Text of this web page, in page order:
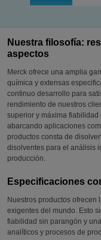
Nuestra filosofía:
aspectos
Merck ofrece una amplia
química y extensas
continuo desarrollo para
rendimiento de nuestros
superior y máxima
abarcando aplicaciones
productos consta de
disolventes para el análisis
producción.
Especificaciones
Nuestros productos ofrecen
exigentes del mundo. Esto
fiabilidad sin parangón y
analíticos y procesos de